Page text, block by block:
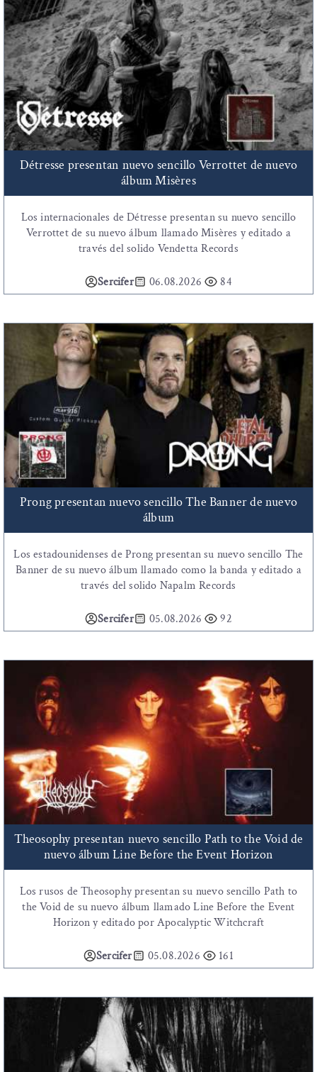
Détresse presentan nuevo sencillo Verrottet de nuevo
álbum Misères
Los internacionales de Détresse presentan su nuevo sencillo
Verrottet de su nuevo álbum llamado Misères y editado a
través del solido Vendetta Records
Sercifer 06.08.2026 84
Prong presentan nuevo sencillo The Banner de nuevo
álbum
Los estadounidenses de Prong presentan su nuevo sencillo The
Banner de su nuevo álbum llamado como la banda y editado a
través del solido Napalm Records
Sercifer 05.08.2026 92
Theosophy presentan nuevo sencillo Path to the Void de
nuevo álbum Line Before the Event Horizon
Los rusos de Theosophy presentan su nuevo sencillo Path to
the Void de su nuevo álbum llamado Line Before the Event
Horizon y editado por Apocalyptic Witchcraft
Sercifer 05.08.2026 161